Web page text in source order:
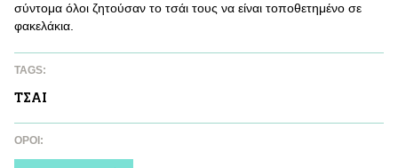
σύντομα όλοι ζητούσαν το τσάι τους να είναι τοποθετημένο σε
φακελάκια.
TAGS:
ΤΣAΙ
ΌΡΟΙ: